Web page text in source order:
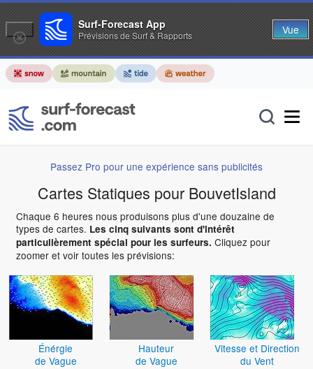
Passez Pro pour une expérience sans publicités
Cartes Statiques pour BouvetIsland
Chaque 6 heures nous produisons plus d'une douzaine de
types de cartes. Les cinq suivants sont d'intérêt
particulièrement spécial pour les surfeurs. Cliquez pour
zoomer et voir toutes les prévisions:
Énérgie
de Vague
Hauteur
de Vague
Vitesse et Direction
du Vent
Surf-Forecast App
Prévisions de Surf & Rapports Vue